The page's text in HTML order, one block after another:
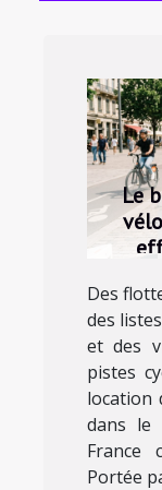
Le
Des
des
et des
pistes
location
dans le
France
Portée